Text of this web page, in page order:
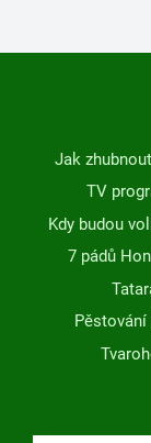
Jak zhubnout
TV
Kdy budou
7 pádů